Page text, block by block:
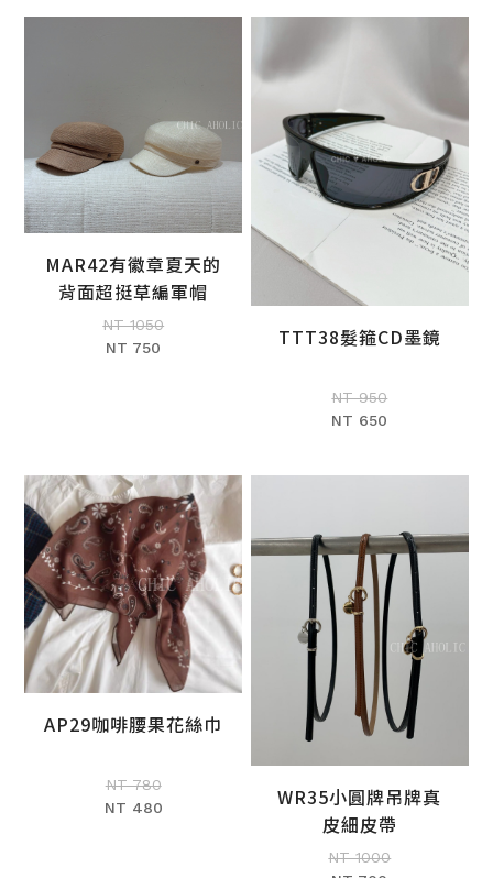
加入購物車
MAR42有徽章夏天的
背面超挺草編軍帽
NT 1050
NT 750
加入購物車
TTT38髮箍CD墨鏡
NT 950
NT 650
加入購物車
AP29咖啡腰果花絲巾
NT 780
NT 480
加入購物車
WR35小圓牌吊牌真
皮細皮帶
NT 1000